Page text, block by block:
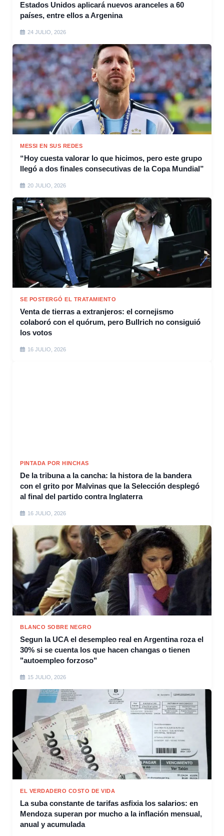
Estados Unidos aplicará nuevos aranceles a 60
países, entre ellos a Argenina
24 JULIO, 2026
MESSI EN SUS REDES
“Hoy cuesta valorar lo que hicimos, pero este grupo
llegó a dos finales consecutivas de la Copa Mundial”
20 JULIO, 2026
SE POSTERGÓ EL TRATAMIENTO
Venta de tierras a extranjeros: el cornejismo
colaboró con el quórum, pero Bullrich no consiguió
los votos
16 JULIO, 2026
PINTADA POR HINCHAS
De la tribuna a la cancha: la histora de la bandera
con el grito por Malvinas que la Selección desplegó
al final del partido contra Inglaterra
16 JULIO, 2026
BLANCO SOBRE NEGRO
Segun la UCA el desempleo real en Argentina roza el
30% si se cuenta los que hacen changas o tienen
"autoempleo forzoso"
15 JULIO, 2026
EL VERDADERO COSTO DE VIDA
La suba constante de tarifas asfixia los salarios: en
Mendoza superan por mucho a la inflación mensual,
anual y acumulada